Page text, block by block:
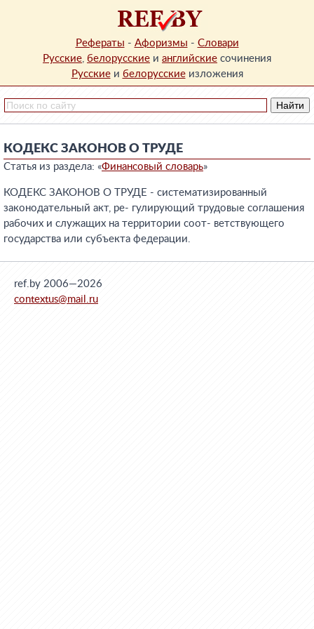
Рефераты - Афоризмы - Словари
Русские, белорусские и английские сочинения
Русскиеи белорусскиеизложения
КОДЕКС ЗАКОНОВ О ТРУДЕ
Статья из раздела: «Финансовый словарь»
КОДЕКС ЗАКОНОВ О ТРУДЕ - систематизированный
законодательный акт, ре- гулирующий трудовые соглашения
рабочих и служащих на территории соот- ветствующего
государства или субъекта федерации.
ref.by 2006—2026
contextus@mail.ru